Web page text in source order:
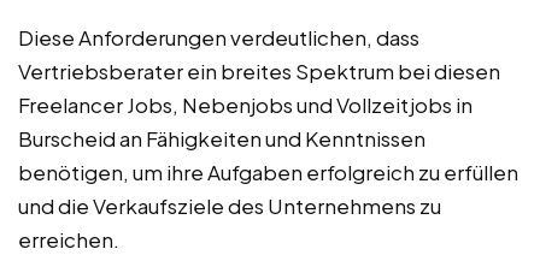
Diese Anforderungen verdeutlichen, dass
Vertriebsberater ein breites Spektrum bei diesen
Freelancer Jobs, Nebenjobs und Vollzeitjobs in
Burscheid an Fähigkeiten und Kenntnissen
benötigen, um ihre Aufgaben erfolgreich zu erfüllen
und die Verkaufsziele des Unternehmens zu
erreichen.